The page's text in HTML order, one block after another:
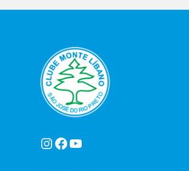
Instagram
Facebook
Youtube